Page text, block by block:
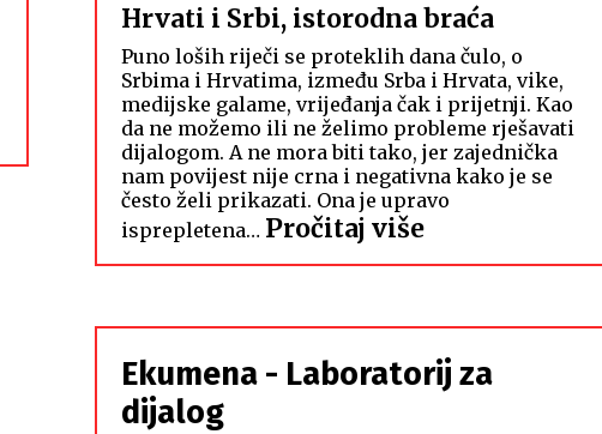
Hrvati i Srbi, istorodna braća
Puno loših riječi se proteklih dana čulo, o
Srbima i Hrvatima, između Srba i Hrvata, vike,
medijske galame, vrijeđanja čak i prijetnji. Kao
da ne možemo ili ne želimo probleme rješavati
dijalogom. A ne mora biti tako, jer zajednička
nam povijest nije crna i negativna kako je se
često želi prikazati. Ona je upravo
isprepletena… Pročitaj više:
Hrvati
Srbi,
istorodna
braća
Ekumena - Laboratorij za
dijalog